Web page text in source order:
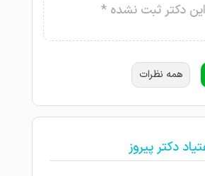
دکتر ثبت نشده *
همه نظرات
دکتر پیروز